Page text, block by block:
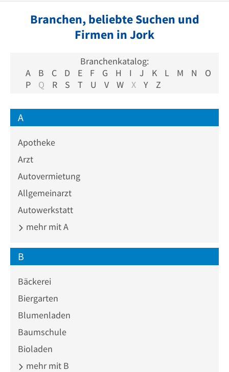
Branchen, beliebte Suchen und
Firmen in Jork
Branchenkatalog:
A
B C D E F G H I J K L M N
O
P
Q R S T U V W X Y Z
A
Apotheke
Arzt
Autovermietung
Allgemeinarzt
Autowerkstatt
mehr mit A
B
Bäckerei
Biergarten
Blumenladen
Baumschule
Bioladen
mehr mit B